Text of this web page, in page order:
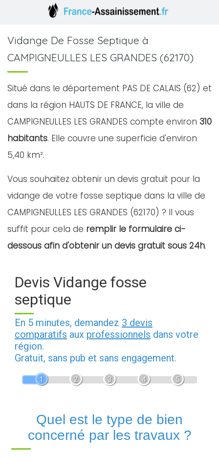
Vidange De Fosse Septique à
CAMPIGNEULLES LES GRANDES (62170)
Situé dans le département PAS DE CALAIS (62) et
dans la région HAUTS DE FRANCE, la ville de
CAMPIGNEULLES LES GRANDES compte environ 310
habitants. Elle couvre une superficie d'environ
5,40 km².
Vous souhaitez obtenir un devis gratuit pour la
vidange de votre fosse septique dans la ville de
CAMPIGNEULLES LES GRANDES (62170) ? Il vous
suffit pour cela de remplir le formulaire ci-
dessous afin d'obtenir un devis gratuit sous 24h.
Devis Vidange fosse
septique
En 5 minutes, demandez 3 devis
comparatifs aux professionnels dans votre
région.
Gratuit, sans pub et sans engagement.
1 2 3 4 5
Quel est le type de bien
concerné par les travaux ?